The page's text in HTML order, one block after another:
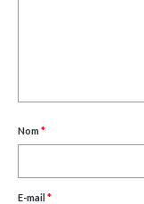
Nom*
E-mail*